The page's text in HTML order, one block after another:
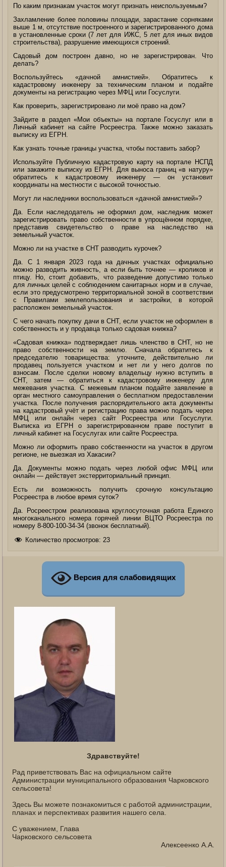
По каким признакам участок могут признать неиспользуемым?
Захламление более половины площади, зарастание сорняками
выше 1 м, отсутствие построенного и зарегистрированного дома
в установленные сроки (7 лет для ИЖС, 5 лет для иных видов
строительства), разрушение имеющихся строений.
Садовый дом построен давно, но не зарегистрирован. Что
делать?
Воспользуйтесь «дачной амнистией». Обратитесь к
кадастровому инженеру за техническим планом и подайте
документы на регистрацию через МФЦ или Госуслуги.
Как проверить, зарегистрировано ли моё право на дом?
Зайдите в раздел «Мои объекты» на портале Госуслуг или в
Личный кабинет на сайте Росреестра. Также можно заказать
выписку из ЕГРН.
Как узнать точные границы участка, чтобы поставить забор?
Используйте Публичную кадастровую карту на портале НСПД
или закажите выписку из ЕГРН. Для выноса границ «в натуру»
обратитесь к кадастровому инженеру — он установит
координаты на местности с высокой точностью.
Могут ли наследники воспользоваться «дачной амнистией»?
Да. Если наследодатель не оформил дом, наследник может
зарегистрировать право собственности в упрощённом порядке,
представив свидетельство о праве на наследство на
земельный участок.
Можно ли на участке в СНТ разводить курочек?
Да. С 1 января 2023 года на дачных участках официально
можно разводить живность, а если быть точнее — кроликов и
птицу. Но, стоит добавить, что разведение допустимо только
для личных целей с соблюдением санитарных норм и в случае,
если это предусмотрено территориальной зоной в соответствии
с Правилами землепользования и застройки, в которой
расположен земельный участок.
С чего начать покупку дачи в СНТ, если участок не оформлен в
собственность и у продавца только садовая книжка?
«Садовая книжка» подтверждает лишь членство в СНТ, но не
право собственности на землю. Сначала обратитесь к
председателю товарищества: уточните, действительно ли
продавец пользуется участком и нет ли у него долгов по
взносам. После сделки новому владельцу нужно вступить в
СНТ, затем — обратиться к кадастровому инженеру для
межевания участка. С межевым планом подайте заявление в
орган местного самоуправления о бесплатном предоставлении
участка. После получения распорядительного акта документы
на кадастровый учёт и регистрацию права можно подать через
МФЦ или онлайн через сайт Росреестра или Госуслуги.
Выписка из ЕГРН о зарегистрированном праве поступит в
личный кабинет на Госуслугах или сайте Росреестра.
Можно ли оформить право собственности на участок в другом
регионе, не выезжая из Хакасии?
Да. Документы можно подать через любой офис МФЦ или
онлайн — действует экстерриториальный принцип.
Есть ли возможность получить срочную консультацию
Росреестра в любое время суток?
Да. Росреестром реализована круглосуточная работа Единого
многоканального номера горячей линии ВЦТО Росреестра по
номеру 8-800-100-34-34 (звонок бесплатный).
Количество просмотров: 23
Версия для слабовидящих
Здравствуйте!
Рад приветствовать Вас на официальном сайте
Администрации муниципального образования Чарковского
сельсовета!
Здесь Вы можете познакомиться с работой администрации,
планах и перспективах развития нашего села.
С уважением, Глава
Чарковского сельсовета
Алексеенко А.А.